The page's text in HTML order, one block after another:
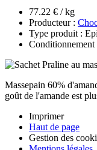
77.22 € / kg
Producteur :
Type produit :
Conditionnement
Massepain 60%
goût de l'amande est
Imprimer
Haut de page
Gestion des